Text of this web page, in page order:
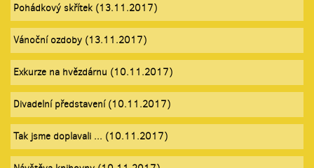
Pohádkový skřítek (13.11.2017)
Vánoční ozdoby (13.11.2017)
Exkurze na hvězdárnu (10.11.2017)
Divadelní představení (10.11.2017)
Tak jsme doplavali ... (10.11.2017)